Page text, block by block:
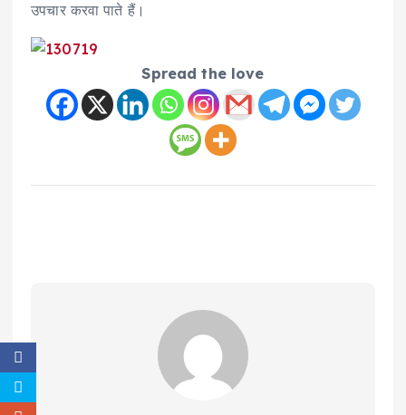
उपचार करवा पाते हैं।
Spread the love